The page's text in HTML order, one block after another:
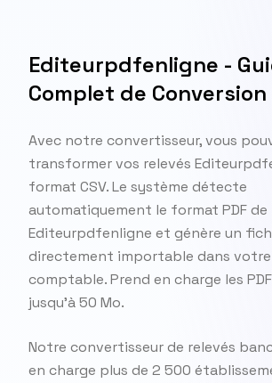
Editeurpdfenligne -
Complet de Conversion
Avec notre convertisseur, vous
transformer vos relevés
format CSV. Le système détecte
automatiquement le format PDF de
Editeurpdfenligne et génère un
directement importable dans
comptable. Prend en charge les
jusqu'à 50 Mo.
Notre convertisseur de relevés
en charge plus de 2 500